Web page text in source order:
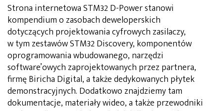
Strona internetowa STM32 D-Power stanowi
kompendium o zasobach deweloperskich
dotyczących projektowania cyfrowych zasilaczy,
w tym zestawów STM32 Discovery, komponentów
oprogramowania wbudowanego, narzędzi
software’owych zaprojektowanych przez partnera,
firmę Biricha Digital, a także dedykowanych płytek
demonstracyjnych. Dodatkowo znajdziemy tam
dokumentacje, materiały wideo, a także przewodniki